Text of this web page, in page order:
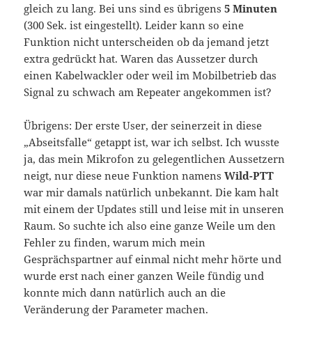
gleich zu lang. Bei uns sind es übrigens5 Minuten
(300 Sek. ist eingestellt). Leider kann so eine
Funktion nicht unterscheiden ob da jemand jetzt
extra gedrückt hat. Waren das Aussetzer durch
einen Kabelwackler oder weil im Mobilbetrieb das
Signal zu schwach am Repeater angekommen ist?
Übrigens: Der erste User, der seinerzeit in diese
„Abseitsfalle“ getappt ist, war ich selbst. Ich wusste
ja, das mein Mikrofon zu gelegentlichen Aussetzern
neigt, nur diese neue Funktion namensWild-PTT
war mir damals natürlich unbekannt. Die kam halt
mit einem der Updates still und leise mit in unseren
Raum. So suchte ich also eine ganze Weile um den
Fehler zu finden, warum mich mein
Gesprächspartner auf einmal nicht mehr hörte und
wurde erst nach einer ganzen Weile fündig und
konnte mich dann natürlich auch an die
Veränderung der Parameter machen.